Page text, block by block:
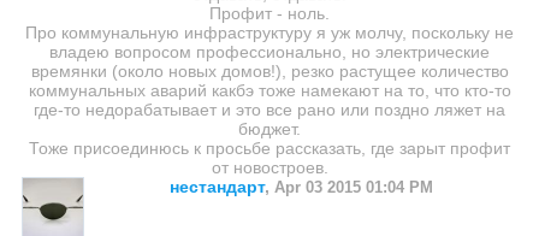
Профит - ноль.
Про коммунальную инфраструктуру я уж молчу, поскольку не
владею вопросом профессионально, но электрические
времянки (около новых домов!), резко растущее количество
коммунальных аварий какбэ тоже намекают на то, что кто-то
где-то недорабатывает и это все рано или поздно ляжет на
бюджет.
Тоже присоединюсь к просьбе рассказать, где зарыт профит
от новостроев.
нестандарт, Apr 03 2015 01:04 PM